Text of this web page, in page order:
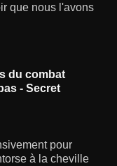
que nous l'avons
du combat
- Secret
pour
à la cheville